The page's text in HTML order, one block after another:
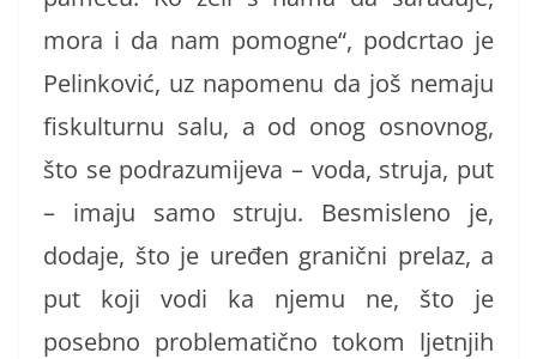
mora i da nam pomogne“, podcrtao je
Pelinković, uz napomenu da još nemaju
fiskulturnu salu, a od onog osnovnog,
što se podrazumijeva – voda, struja, put
– imaju samo struju. Besmisleno je,
dodaje, što je uređen granični prelaz, a
put koji vodi ka njemu ne, što je
posebno problematično tokom ljetnjih